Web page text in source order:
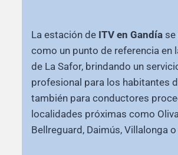
La estación deITV en Gandíase
como un punto de referencia en
de La Safor, brindando un
profesional para los habitantes
también para conductores
localidades próximas como
Bellreguard, Daimús, Villalonga